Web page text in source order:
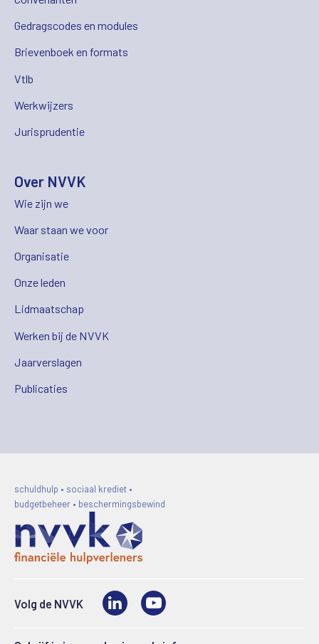
Gedragscodes en modules
Brievenboek en formats
Vtlb
Werkwijzers
Jurisprudentie
Over NVVK
Wie zijn we
Waar staan we voor
Organisatie
Onze leden
Lidmaatschap
Werken bij de NVVK
Jaarverslagen
Publicaties
schuldhulp • sociaal krediet •
budgetbeheer • beschermingsbewind
Volg de NVVK LinkedIn